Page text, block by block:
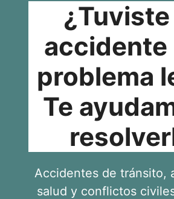
accidente
problema
Te
Accidentes de tránsito,
salud y conflictos